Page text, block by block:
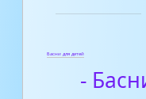
Басни для детей
-